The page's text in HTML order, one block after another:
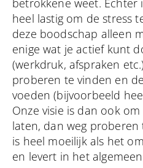
betrokkene weet.
heel lastig om de stress
deze boodschap alleen
enige wat je actief kunt
(werkdruk, afspraken
proberen te vinden en
voeden (bijvoorbeeld
Onze visie is dan ook
laten, dan weg
is heel moeilijk als het
en levert in het